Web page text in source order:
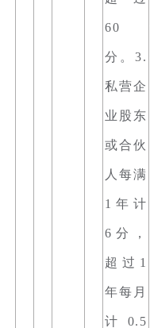
60
分。3.
私营企
业股东
或合伙
人每满
1年计
6分，
超过1
年每月
计0.5